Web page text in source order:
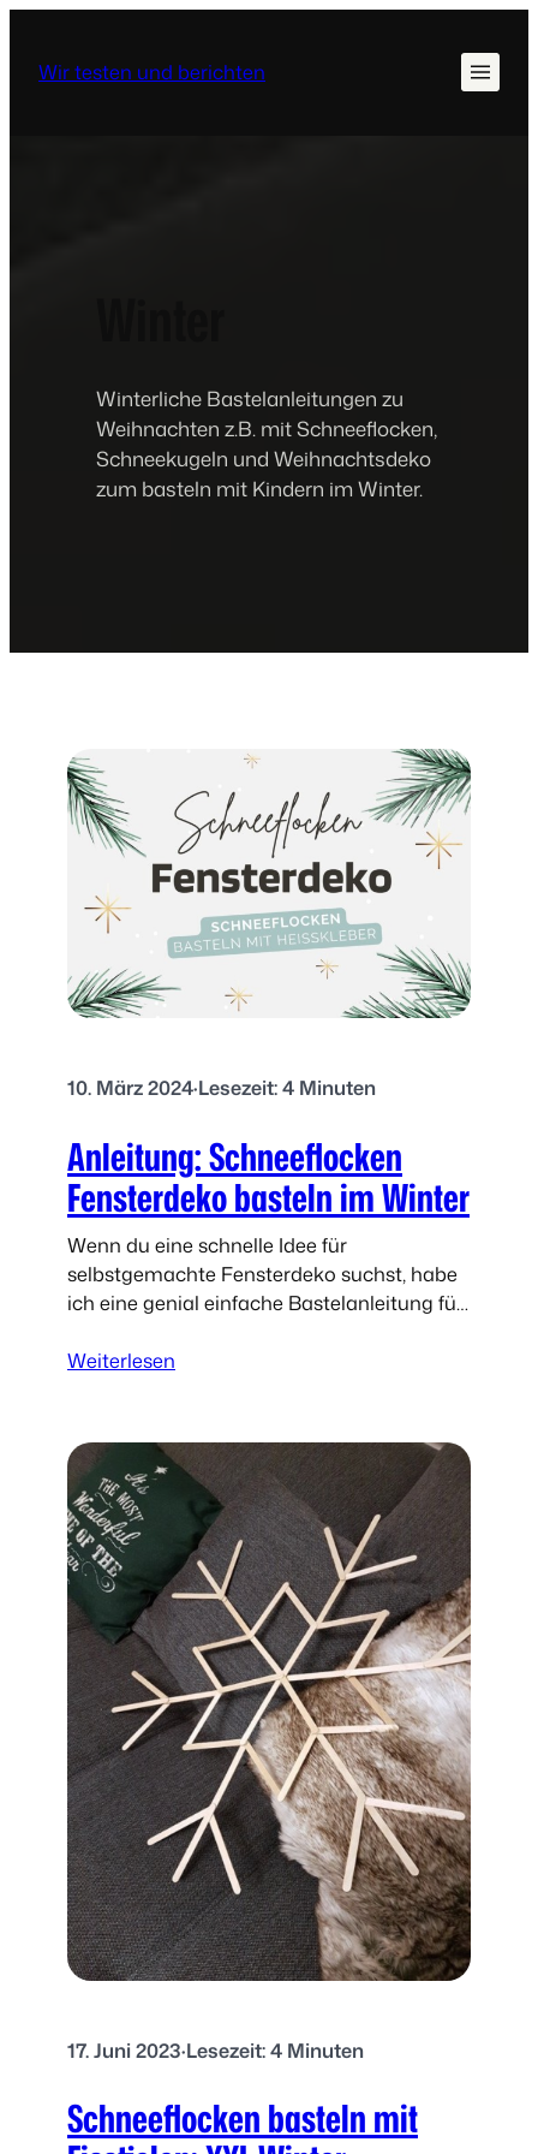
Wir testen und berichten
Winterliche Bastelanleitungen zu
Weihnachten z.B. mit Schneeflocken,
Schneekugeln und Weihnachtsdeko
zum basteln mit Kindern im Winter.
10. März 2024·Lesezeit: 4 Minuten
Anleitung: Schneeflocken
Fensterdeko basteln im Winter
Wenn du eine schnelle Idee für
selbstgemachte Fensterdeko suchst, habe
ich eine genial einfache Bastelanleitung für
ausgerechnet Heißkleber solch hübsche
Weiterlesen
l
e
u
n
g
:
S
c
h
n
e
e
f
l
o
c
k
F
n
s
17. Juni 2023·Lesezeit: 4 Minuten
Schneeflocken basteln mit